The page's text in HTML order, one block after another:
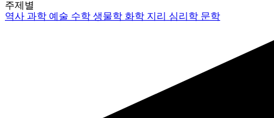
주제별
역사과학 예술 수학생물학 화학 지리 심리학 문학